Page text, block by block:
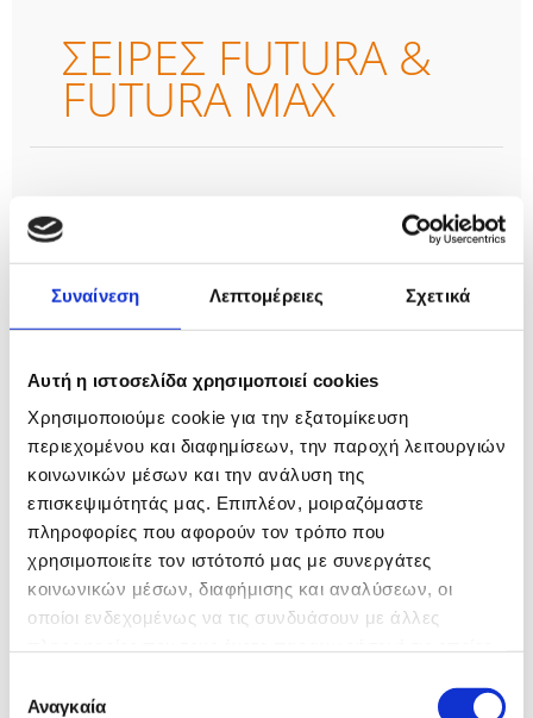
Συναίνεση Λεπτομέρειες Σχετικά
Αυτή η ιστοσελίδα χρησιμοποιεί cookies
Χρησιμοποιούμε cookie για την εξατομίκευση
περιεχομένου και διαφημίσεων, την παροχή λειτουργιών
κοινωνικών μέσων και την ανάλυση της
επισκεψιμότητάς μας. Επιπλέον, μοιραζόμαστε
πληροφορίες που αφορούν τον τρόπο που
χρησιμοποιείτε τον ιστότοπό μας με συνεργάτες
κοινωνικών μέσων, διαφήμισης και αναλύσεων, οι
οποίοι ενδεχομένως να τις συνδυάσουν με άλλες
των υπηρεσιών τους.
συγκατάθεσης
Αναγκαία
ΣΕΙΡΕΣ FUTURA​ &
FUTURA MAX
ΣΕΙΡΑ FUTURA
Η σειρά ταμείων FUTURA αποτελεί την κατάλληλη
επιλογή για όλα τα μεγάλα καταστήματα, από
υπερκαταστήματα έως και υπεραγορές.
​ Η υψηλή τεχνολογία, τα σύγχρονα υλικά κατασκευής
και ο ευφυής εργονομικός σχεδιασμός συμβάλλουν
αποφασιστικά στην αύξηση της παραγωγικότητας στα
σημεία πώλησης, επιτυγχάνοντας τη μέγιστη
ικανοποίηση και εμπιστοσύνη των πελατών.